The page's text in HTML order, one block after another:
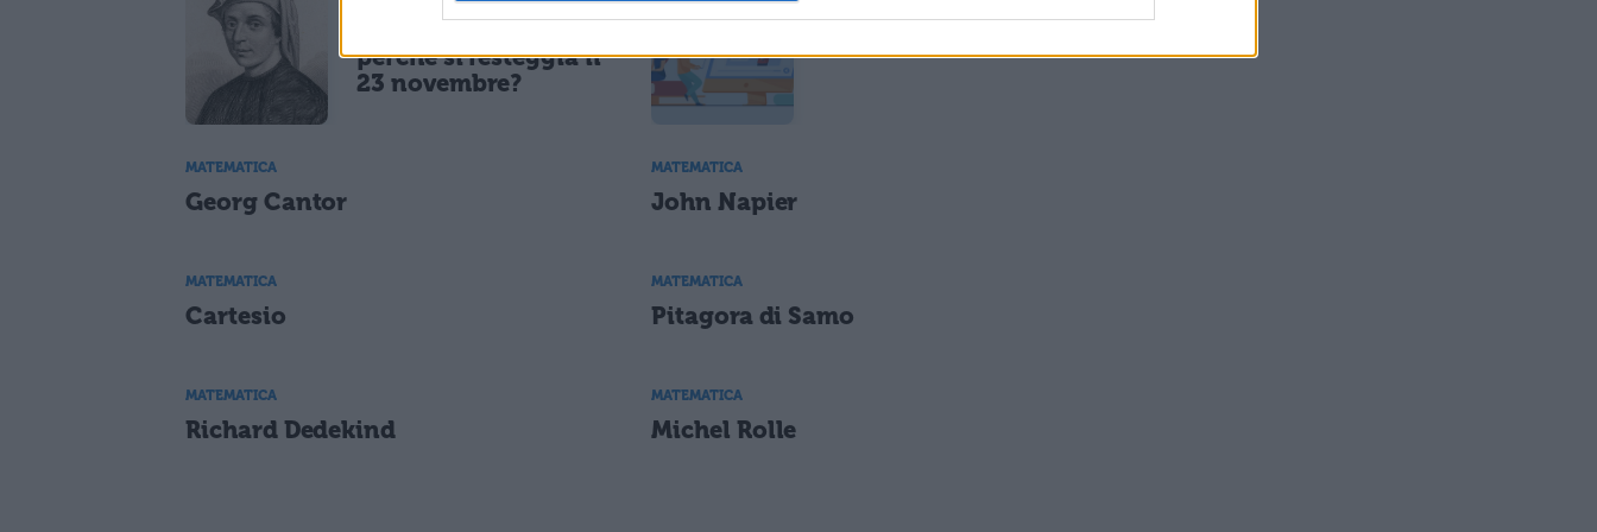
perché si festeggia il
23 novembre?
MATEMATICA
Georg Cantor
MATEMATICA
John Napier
MATEMATICA
Cartesio
MATEMATICA
Pitagora di Samo
MATEMATICA
Richard Dedekind
MATEMATICA
Michel Rolle